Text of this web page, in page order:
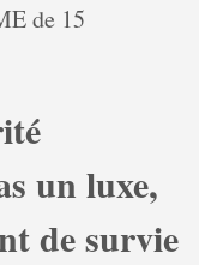
de 15
un luxe,
de survie